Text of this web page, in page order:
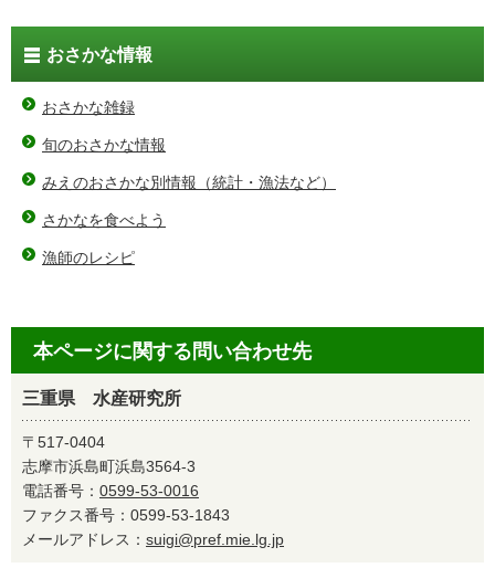
おさかな情報
おさかな雑録
旬のおさかな情報
みえのおさかな別情報（統計・漁法など）
さかなを食べよう
漁師のレシピ
本ページに関する問い合わせ先
三重県 水産研究所
〒517-0404
志摩市浜島町浜島3564-3
電話番号： 0599-53-0016
ファクス番号：0599-53-1843
メールアドレス： suigi@pref.mie.lg.jp